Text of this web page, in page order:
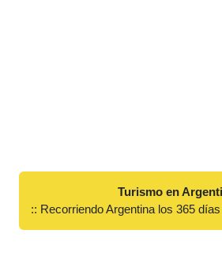
Turismo en
:: Recorriendo Argentina los 365